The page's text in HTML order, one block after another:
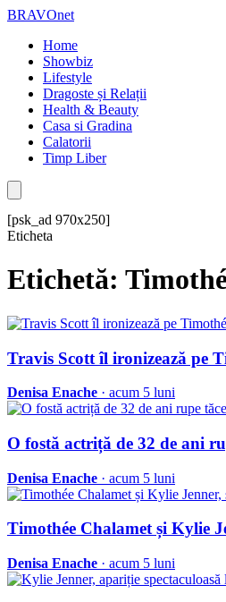
BRAVOnet
Home
Showbiz
Lifestyle
Dragoste și Relații
Health & Beauty
Casa si Gradina
Calatorii
Timp Liber
[psk_ad 970x250]
Eticheta
Etichetă:
Travis Scott îl ironizează pe
Denisa Enache · acum 5 luni
O fostă actriță de 32 de ani
Denisa Enache · acum 5 luni
Timothée Chalamet și Kylie
Denisa Enache · acum 5 luni